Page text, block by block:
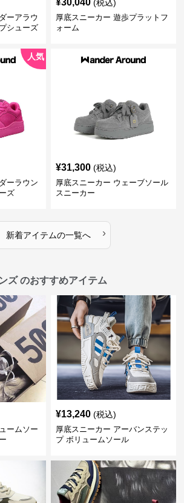
ーアラウ
シューズ
¥30,040 (税込)
厚底スニーカー 遊歩プラットフ
ォーム
人気
ーラウン
ズ
¥31,300 (税込)
厚底スニーカー ウェーブソール
スニーカー
新着アイテムの一覧へ ›
ズ のおすすめアイテム
ームソー
¥13,240 (税込)
厚底スニーカー アーバンステッ
プ ボリュームソール